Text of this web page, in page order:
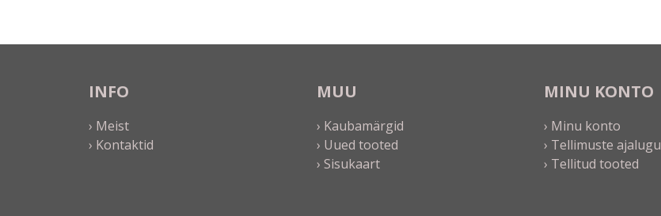
INFO
› Meist
› Kontaktid
MUU
› Kaubamärgid
› Uued tooted
› Sisukaart
MINU KONTO
› Minu konto
› Tellimuste ajalugu
› Tellitud tooted